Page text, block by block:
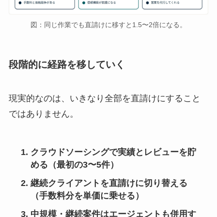
図：同じ作業でも直請けに移すと1.5〜2倍になる。
段階的に経路を移していく
現実的なのは、いきなり全部を直請けにすること
ではありません。
クラウドソーシングで実績とレビューを貯
める（最初の3〜5件）
継続クライアントを直請けに切り替える
（手数料分を単価に乗せる）
中規模・継続案件はエージェントも併用す